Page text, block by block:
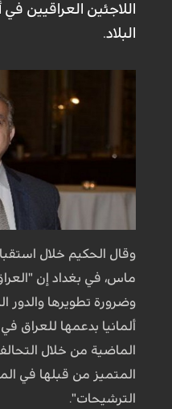
اللاجئين العراقيين
البلاد.
وقال الحكيم خلال
ماس، في بغداد إن
وضرورة تطويرها والدور
ألمانيا بدعمها للعراق
الماضية من خلال
المتميز من قبلها في
الترشيحات".